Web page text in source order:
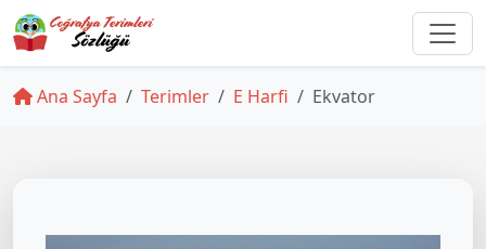
Ana Sayfa Terimler E Harfi Ekvator